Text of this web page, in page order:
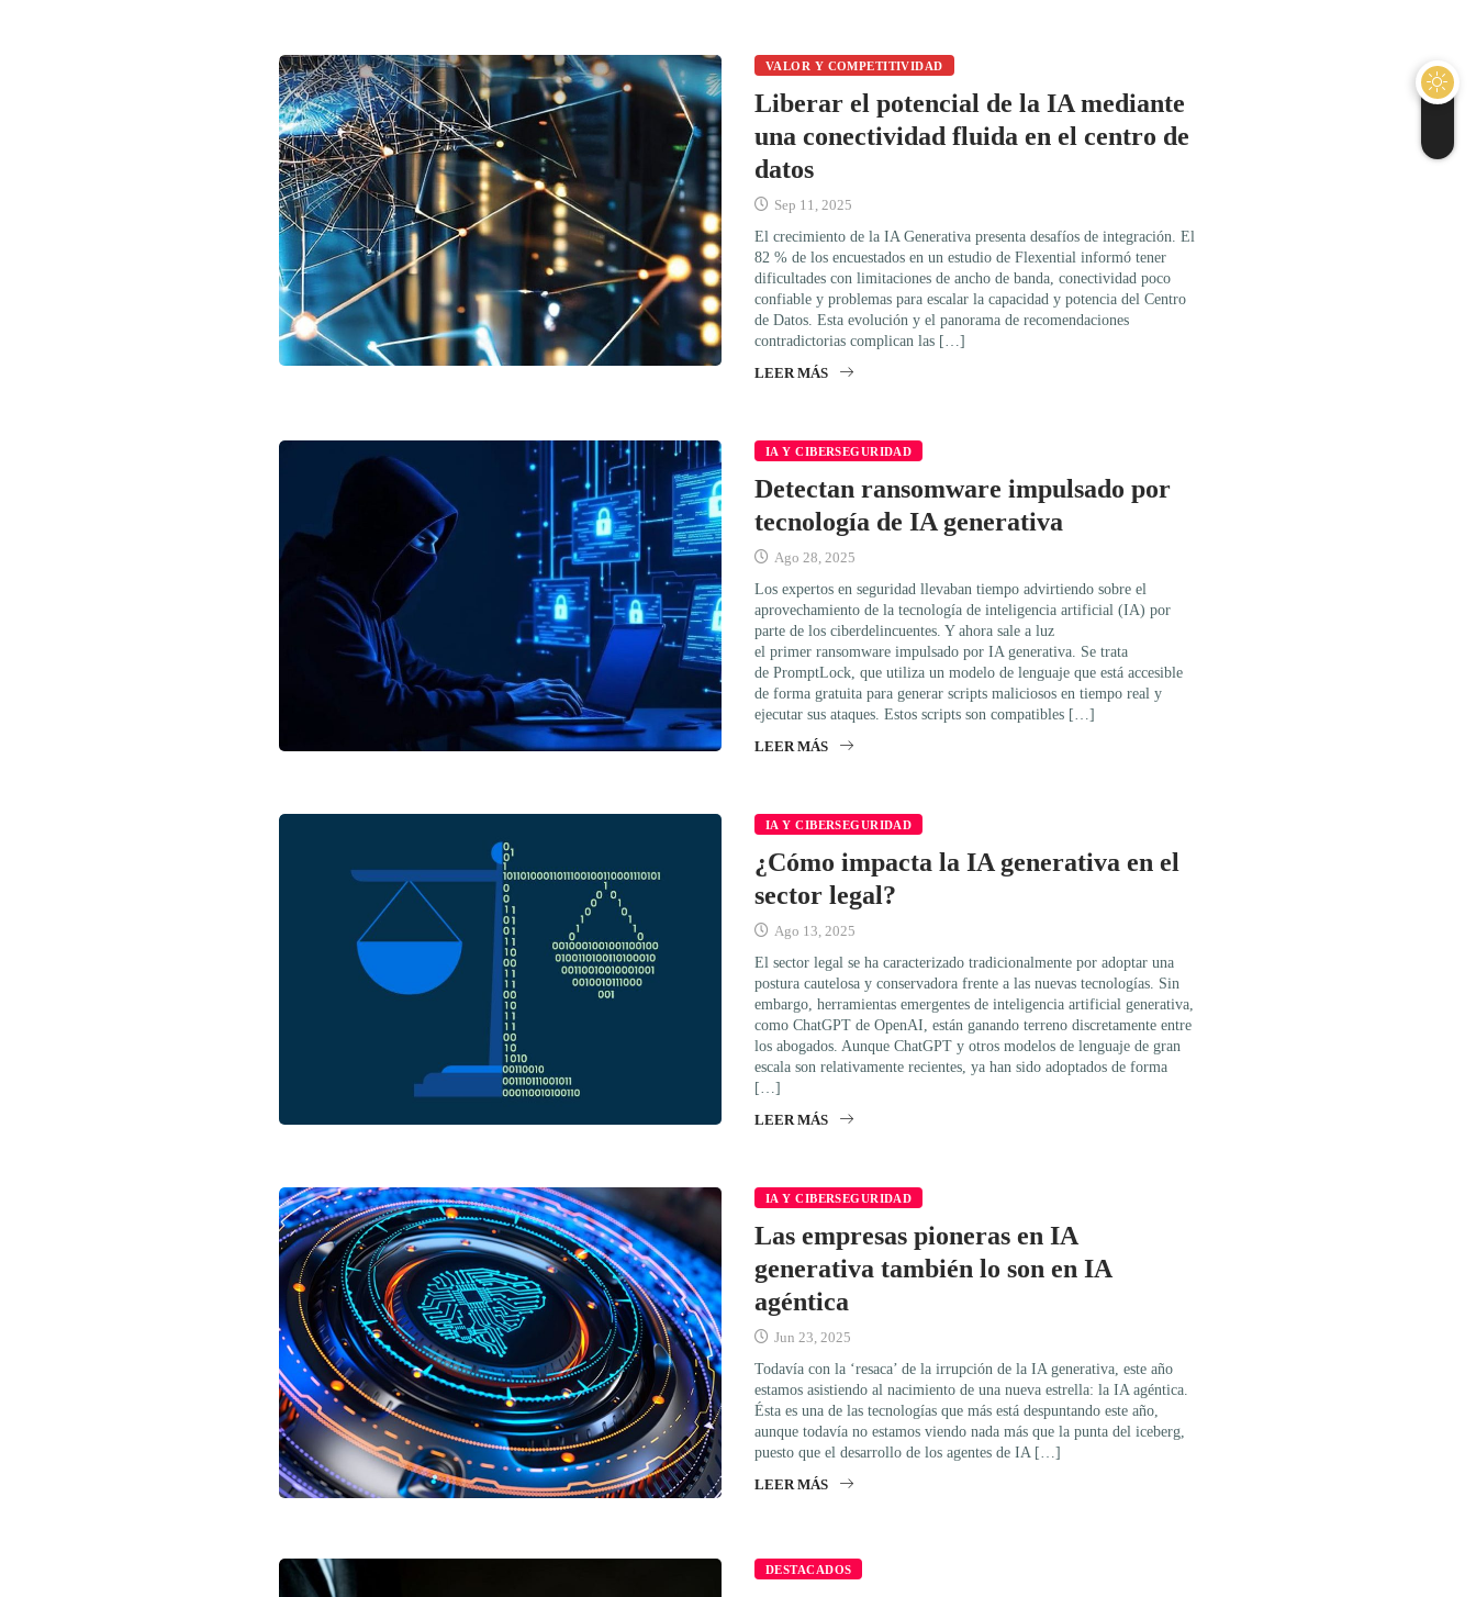
VALOR Y COMPETITIVIDAD
Liberar el potencial de la IA mediante
una conectividad fluida en el centro de
datos
Sep 11, 2025
El crecimiento de la IA Generativa presenta desafíos de integración. El
82 % de los encuestados en un estudio de Flexential informó tener
dificultades con limitaciones de ancho de banda, conectividad poco
confiable y problemas para escalar la capacidad y potencia del Centro
de Datos. Esta evolución y el panorama de recomendaciones
contradictorias complican las […]
LEER MÁS
IA Y CIBERSEGURIDAD
Detectan ransomware impulsado por
tecnología de IA generativa
Ago 28, 2025
Los expertos en seguridad llevaban tiempo advirtiendo sobre el
aprovechamiento de la tecnología de inteligencia artificial (IA) por
parte de los ciberdelincuentes. Y ahora sale a luz
el primer ransomware impulsado por IA generativa. Se trata
de PromptLock, que utiliza un modelo de lenguaje que está accesible
de forma gratuita para generar scripts maliciosos en tiempo real y
ejecutar sus ataques. Estos scripts son compatibles […]
LEER MÁS
IA Y CIBERSEGURIDAD
¿Cómo impacta la IA generativa en el
sector legal?
Ago 13, 2025
El sector legal se ha caracterizado tradicionalmente por adoptar una
postura cautelosa y conservadora frente a las nuevas tecnologías. Sin
embargo, herramientas emergentes de inteligencia artificial generativa,
como ChatGPT de OpenAI, están ganando terreno discretamente entre
los abogados. Aunque ChatGPT y otros modelos de lenguaje de gran
escala son relativamente recientes, ya han sido adoptados de forma
[…]
LEER MÁS
IA Y CIBERSEGURIDAD
Las empresas pioneras en IA
generativa también lo son en IA
agéntica
Jun 23, 2025
Todavía con la ‘resaca’ de la irrupción de la IA generativa, este año
estamos asistiendo al nacimiento de una nueva estrella: la IA agéntica.
Ésta es una de las tecnologías que más está despuntando este año,
aunque todavía no estamos viendo nada más que la punta del iceberg,
puesto que el desarrollo de los agentes de IA […]
LEER MÁS
DESTACADOS